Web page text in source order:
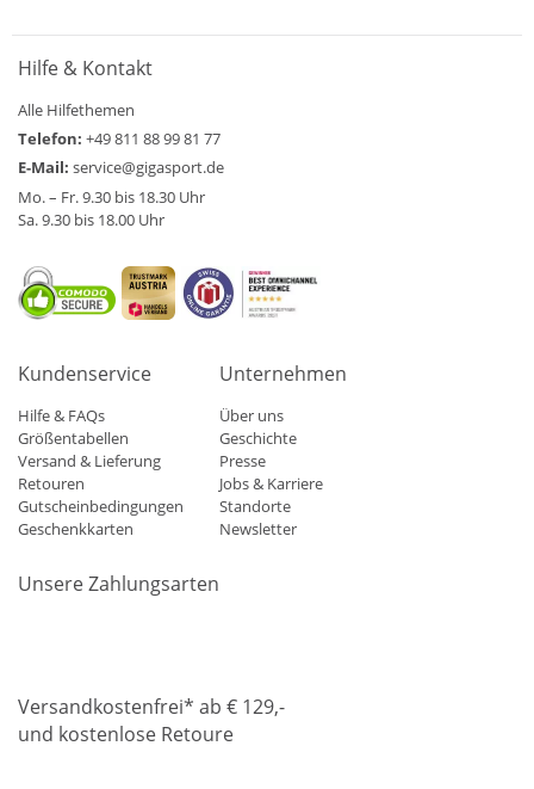
Hilfe & Kontakt
Alle Hilfethemen
Telefon: +49 811 88 99 81 77
E-Mail: service@gigasport.de
Mo. – Fr. 9.30 bis 18.30 Uhr
Sa. 9.30 bis 18.00 Uhr
Kundenservice
Hilfe & FAQs
Größentabellen
Versand & Lieferung
Retouren
Gutscheinbedingungen
Geschenkkarten
Unternehmen
Über uns
Geschichte
Presse
Jobs & Karriere
Standorte
Newsletter
Unsere Zahlungsarten
Versandkostenfrei* ab € 129,-
und kostenlose Retoure